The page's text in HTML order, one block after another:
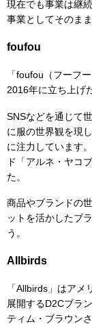
現在でも事業は継
事業としてそのま
foufou
「foufou（フーフ
2016年に立ち上げ
SNSなどを通じて
に服の世界観を現
に注力しています
ド「アルネ・ヤコ
た。
商品やブランドの
ットを活かしたブ
う。
Allbirds
「Allbirds」はア
展開するD2Cブラ
ティム・ブラウン